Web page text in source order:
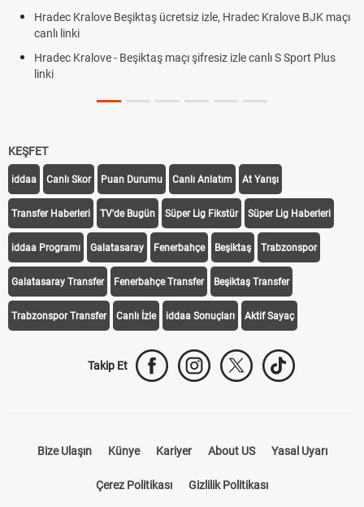
Hradec Kralove Beşiktaş ücretsiz izle, Hradec Kralove BJK maçı
canlı linki
Hradec Kralove - Beşiktaş maçı şifresiz izle canlı S Sport Plus
linki
KEŞFET
iddaa Canlı Skor Puan Durumu Canlı Anlatım At Yarışı
Transfer Haberleri TV'de Bugün Süper Lig Fikstür Süper Lig Haberleri
iddaa Programı Galatasaray Fenerbahçe Beşiktaş Trabzonspor
Galatasaray Transfer Fenerbahçe Transfer Beşiktaş Transfer
Trabzonspor Transfer Canlı İzle iddaa Sonuçları Aktif Sayaç
Takip Et
Bize Ulaşın Künye Kariyer About US Yasal Uyarı
Çerez Politikası Gizlilik Politikası